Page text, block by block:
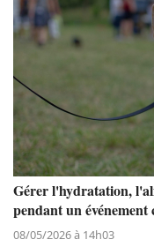
Gérer l'hydratation,
pendant un événement
08/05/2026 à 14h03